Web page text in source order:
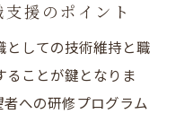
援のポイント
としての技術維持と職
ることが鍵となりま
への研修プログラム